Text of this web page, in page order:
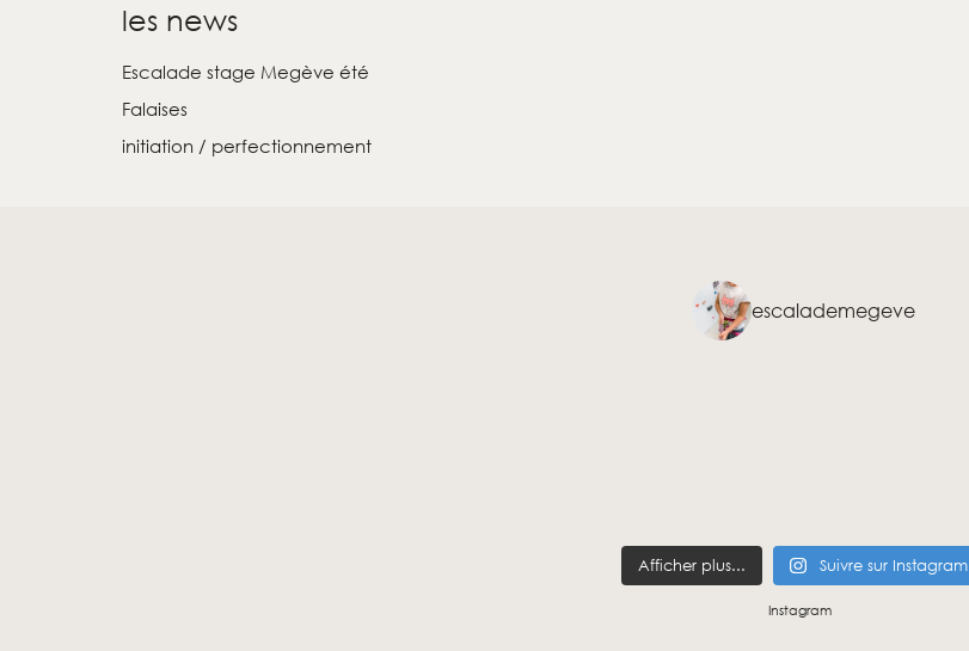
les news
Escalade stage Megève été
Falaises
initiation / perfectionnement
escalademegeve
Afficher plus... Suivre sur Instagram
Instagram